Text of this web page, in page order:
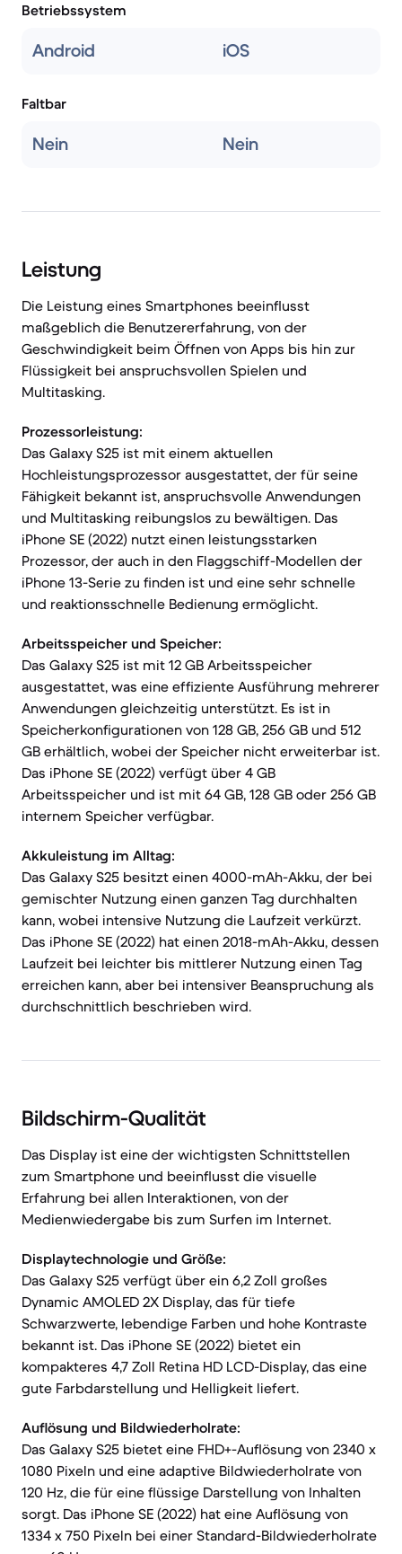
Betriebssystem
Android iOS
Faltbar
Nein Nein
Leistung
Die Leistung eines Smartphones beeinflusst
maßgeblich die Benutzererfahrung, von der
Geschwindigkeit beim Öffnen von Apps bis hin zur
Flüssigkeit bei anspruchsvollen Spielen und
Multitasking.
Prozessorleistung:
Das Galaxy S25 ist mit einem aktuellen
Hochleistungsprozessor ausgestattet, der für seine
Fähigkeit bekannt ist, anspruchsvolle Anwendungen
und Multitasking reibungslos zu bewältigen. Das
iPhone SE (2022) nutzt einen leistungsstarken
Prozessor, der auch in den Flaggschiff-Modellen der
iPhone 13-Serie zu finden ist und eine sehr schnelle
und reaktionsschnelle Bedienung ermöglicht.
Arbeitsspeicher und Speicher:
Das Galaxy S25 ist mit 12 GB Arbeitsspeicher
ausgestattet, was eine effiziente Ausführung mehrerer
Anwendungen gleichzeitig unterstützt. Es ist in
Speicherkonfigurationen von 128 GB, 256 GB und 512
GB erhältlich, wobei der Speicher nicht erweiterbar ist.
Das iPhone SE (2022) verfügt über 4 GB
Arbeitsspeicher und ist mit 64 GB, 128 GB oder 256 GB
internem Speicher verfügbar.
Akkuleistung im Alltag:
Das Galaxy S25 besitzt einen 4000-mAh-Akku, der bei
gemischter Nutzung einen ganzen Tag durchhalten
kann, wobei intensive Nutzung die Laufzeit verkürzt.
Das iPhone SE (2022) hat einen 2018-mAh-Akku, dessen
Laufzeit bei leichter bis mittlerer Nutzung einen Tag
erreichen kann, aber bei intensiver Beanspruchung als
durchschnittlich beschrieben wird.
Bildschirm-Qualität
Das Display ist eine der wichtigsten Schnittstellen
zum Smartphone und beeinflusst die visuelle
Erfahrung bei allen Interaktionen, von der
Medienwiedergabe bis zum Surfen im Internet.
Displaytechnologie und Größe:
Das Galaxy S25 verfügt über ein 6,2 Zoll großes
Dynamic AMOLED 2X Display, das für tiefe
Schwarzwerte, lebendige Farben und hohe Kontraste
bekannt ist. Das iPhone SE (2022) bietet ein
kompakteres 4,7 Zoll Retina HD LCD-Display, das eine
gute Farbdarstellung und Helligkeit liefert.
Auflösung und Bildwiederholrate:
Das Galaxy S25 bietet eine FHD+-Auflösung von 2340 x
1080 Pixeln und eine adaptive Bildwiederholrate von
120 Hz, die für eine flüssige Darstellung von Inhalten
sorgt. Das iPhone SE (2022) hat eine Auflösung von
1334 x 750 Pixeln bei einer Standard-Bildwiederholrate